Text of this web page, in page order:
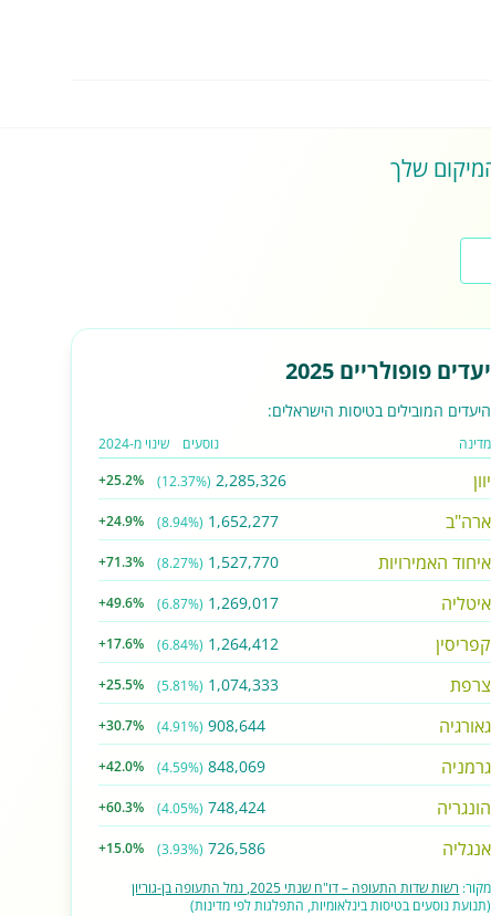
שלך
יעדים פופולריים 2025
היעדים המובילים בטיסות הישראלים:
מדינה נוסעים שינוי מ-2024
יוון 2,285,326
(12.37%)
+25.2%
ארה"ב 1,652,277
(8.94%)
+24.9%
איחוד האמירויות 1,527,770
(8.27%)
+71.3%
איטליה 1,269,017
(6.87%)
+49.6%
קפריסין 1,264,412
(6.84%)
+17.6%
צרפת 1,074,333
(5.81%)
+25.5%
גאורגיה 908,644
(4.91%)
+30.7%
גרמניה 848,069
(4.59%)
+42.0%
הונגריה 748,424
(4.05%)
+60.3%
אנגליה 726,586
(3.93%)
+15.0%
מקור: רשות שדות התעופה – דו"ח שנתי 2025, נמל התעופה בן-גוריון
(תנועת נוסעים בטיסות בינלאומיות, התפלגות לפי מדינות)